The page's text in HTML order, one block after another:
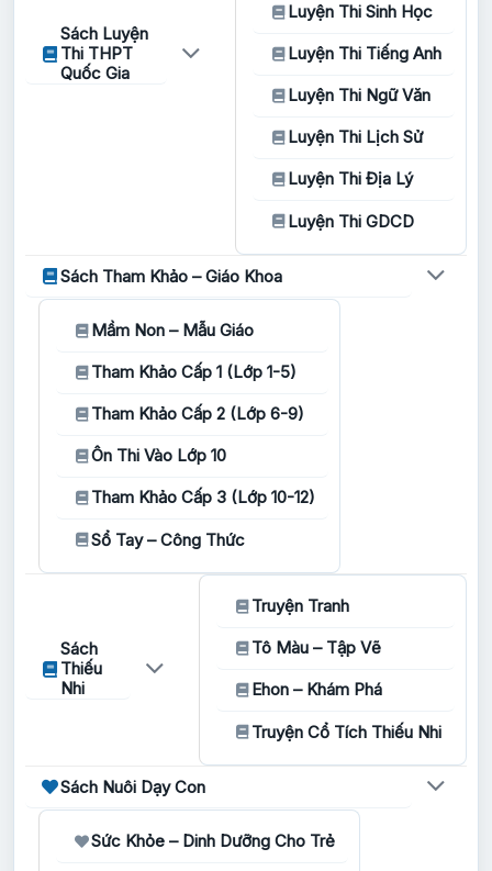
Sách Luyện
Thi THPT
Quốc Gia
Luyện Thi Sinh Học
Luyện Thi Tiếng Anh
Luyện Thi Ngữ Văn
Luyện Thi Lịch Sử
Luyện Thi Địa Lý
Luyện Thi GDCD
Sách Tham Khảo – Giáo Khoa
Mầm Non – Mẫu Giáo
Tham Khảo Cấp 1 (Lớp 1-5)
Tham Khảo Cấp 2 (Lớp 6-9)
Ôn Thi Vào Lớp 10
Tham Khảo Cấp 3 (Lớp 10-12)
Sổ Tay – Công Thức
Sách
Thiếu
Nhi
Truyện Tranh
Tô Màu – Tập Vẽ
Ehon – Khám Phá
Truyện Cổ Tích Thiếu Nhi
Sách Nuôi Dạy Con
Sức Khỏe – Dinh Dưỡng Cho Trẻ